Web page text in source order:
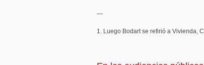
—
1. Luego Bodart se refirió a Vivienda,